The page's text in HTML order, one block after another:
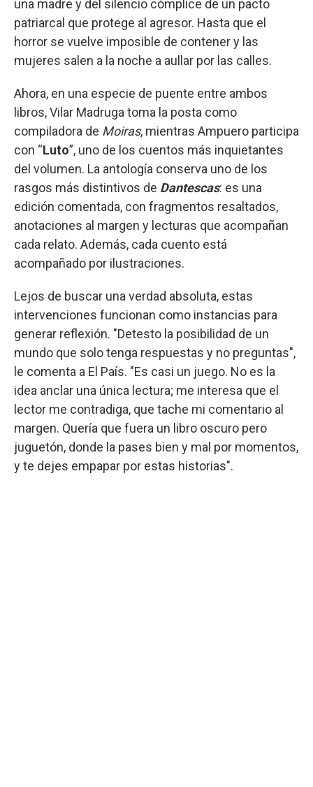
una madre y del silencio cómplice de un pacto
patriarcal que protege al agresor. Hasta que el
horror se vuelve imposible de contener y las
mujeres salen a la noche a aullar por las calles.
Ahora, en una especie de puente entre ambos
libros, Vilar Madruga toma la posta como
compiladora de Moiras, mientras Ampuero participa
con “Luto”, uno de los cuentos más inquietantes
del volumen. La antología conserva uno de los
rasgos más distintivos de Dantescas: es una
edición comentada, con fragmentos resaltados,
anotaciones al margen y lecturas que acompañan
cada relato. Además, cada cuento está
acompañado por ilustraciones.
Lejos de buscar una verdad absoluta, estas
intervenciones funcionan como instancias para
generar reflexión. "Detesto la posibilidad de un
mundo que solo tenga respuestas y no preguntas",
le comenta a El País. "Es casi un juego. No es la
idea anclar una única lectura; me interesa que el
lector me contradiga, que tache mi comentario al
margen. Quería que fuera un libro oscuro pero
juguetón, donde la pases bien y mal por momentos,
y te dejes empapar por estas historias".